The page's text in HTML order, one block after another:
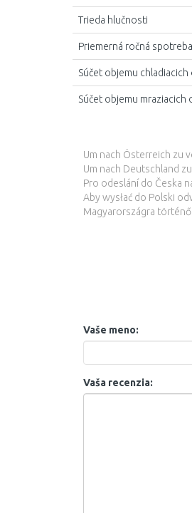
Trieda hlučnosti
Priemerná ročná
Súčet objemu
Súčet objemu mraziacich
Um nach Österreich zu
Um nach Deutschland
Pro odeslání do Česka
Aby wysłać do Polski
Magyarországra történő
Vaše meno:
Vaša recenzia: